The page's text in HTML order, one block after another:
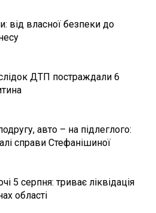
від власної безпеки до
ДТП постраждали 6
авто – на підлеглого:
справи Стефанішиної
5 серпня: триває ліквідація
області